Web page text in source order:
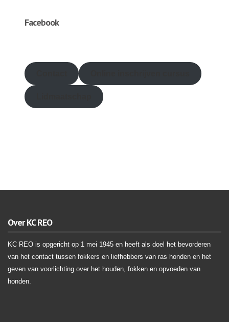
Facebook
Over KC REO
KC REO is opgericht op 1 mei 1945 en heeft als doel het bevorderen
van het contact tussen fokkers en liefhebbers van ras honden en het
geven van voorlichting over het houden, fokken en opvoeden van
honden.